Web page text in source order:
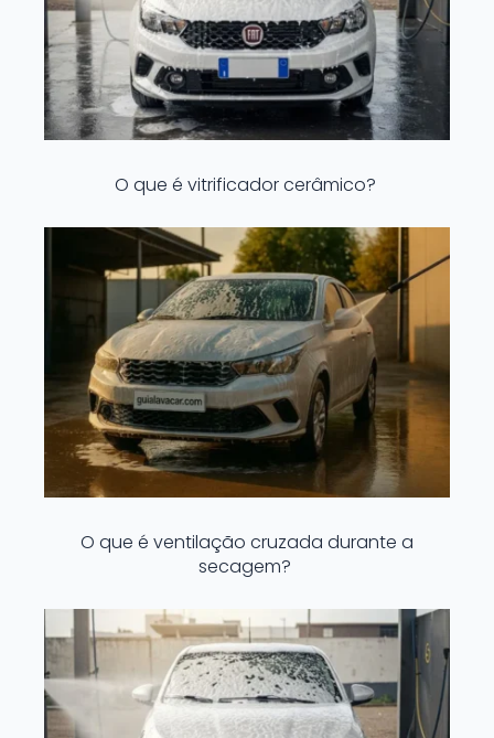
O que é vitrificador cerâmico?
O que é ventilação cruzada durante a
secagem?